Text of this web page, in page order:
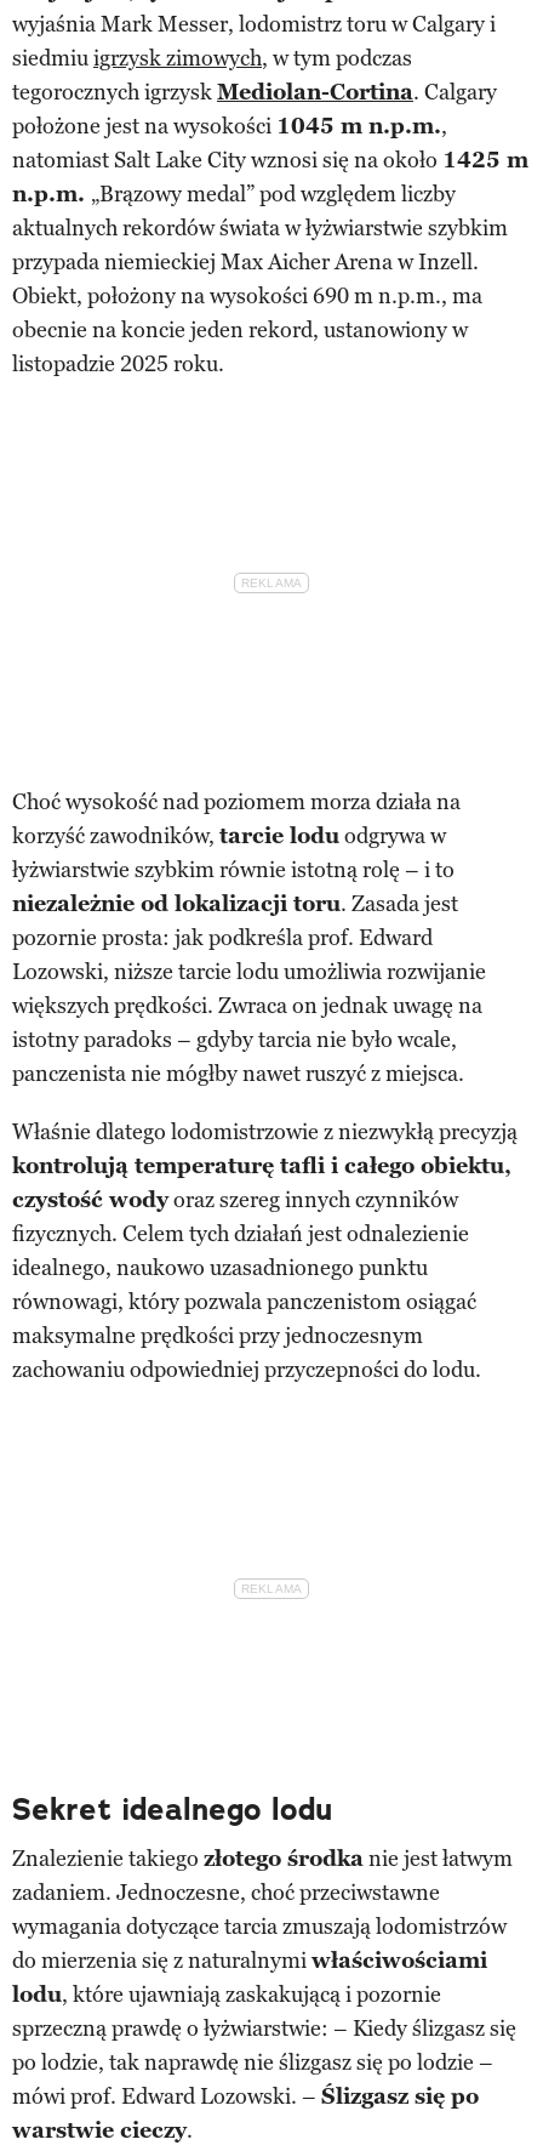
wyjaśnia Mark Messer, lodomistrz toru w Calgary i
siedmiuigrzysk zimowych, w tym podczas
tegorocznych igrzyskMediolan-Cortina. Calgary
położone jest na wysokości 1045 m n.p.m.,
natomiast Salt Lake City wznosi się na około 1425 m
n.p.m. „Brązowy medal” pod względem liczby
aktualnych rekordów świata w łyżwiarstwie szybkim
przypada niemieckiej Max Aicher Arena w Inzell.
Obiekt, położony na wysokości 690 m n.p.m., ma
obecnie na koncie jeden rekord, ustanowiony w
listopadzie 2025 roku.
Choć wysokość nad poziomem morza działa na
korzyść zawodników, tarcie loduodgrywa w
łyżwiarstwie szybkim równie istotną rolę – i to
niezależnie od lokalizacji toru. Zasada jest
pozornie prosta: jak podkreśla prof. Edward
Lozowski, niższe tarcie lodu umożliwia rozwijanie
większych prędkości. Zwraca on jednak uwagę na
istotny paradoks – gdyby tarcia nie było wcale,
panczenista nie mógłby nawet ruszyć z miejsca.
Właśnie dlatego lodomistrzowie z niezwykłą precyzją
kontrolują temperaturę tafli i całego obiektu,
czystość wodyoraz szereg innych czynników
fizycznych. Celem tych działań jest odnalezienie
idealnego, naukowo uzasadnionego punktu
równowagi, który pozwala panczenistom osiągać
maksymalne prędkości przy jednoczesnym
zachowaniu odpowiedniej przyczepności do lodu.
Sekret idealnego lodu
Znalezienie takiego złotego środkanie jest łatwym
zadaniem. Jednoczesne, choć przeciwstawne
wymagania dotyczące tarcia zmuszają lodomistrzów
do mierzenia się z naturalnymiwłaściwościami
lodu, które ujawniają zaskakującą i pozornie
sprzeczną prawdę o łyżwiarstwie: – Kiedy ślizgasz się
po lodzie, tak naprawdę nie ślizgasz się po lodzie –
mówi prof. Edward Lozowski. – Ślizgasz się po
warstwie cieczy.